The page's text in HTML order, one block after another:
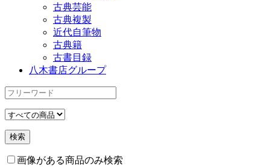
古典芸能
古典複製
近代自筆物
古典籍
古書目録
八木書店グループ
画像がある商品のみ検索